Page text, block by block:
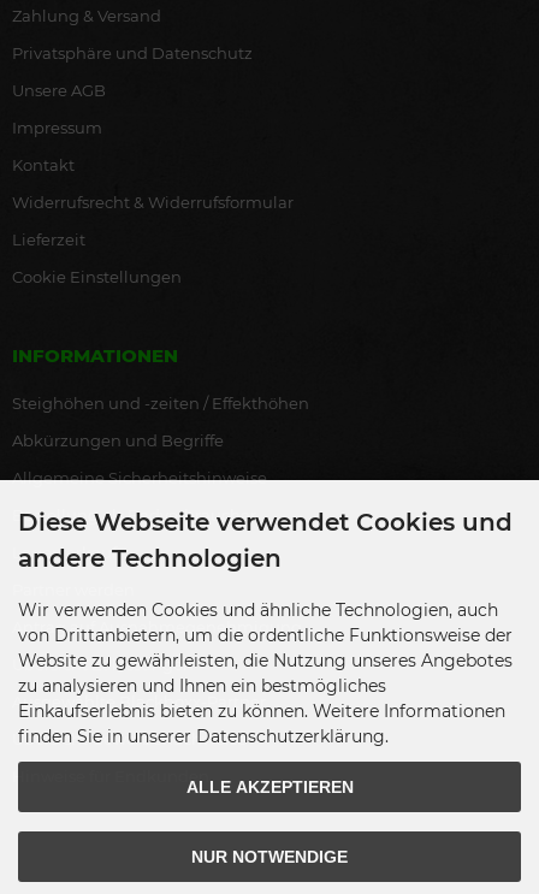
Zahlung & Versand
Privatsphäre und Datenschutz
Unsere AGB
Impressum
Kontakt
Widerrufsrecht & Widerrufsformular
Lieferzeit
Cookie Einstellungen
INFORMATIONEN
Steighöhen und -zeiten / Effekthöhen
Abkürzungen und Begriffe
Allgemeine Sicherheitshinweise
Bestellung als Endverbraucher
Lagerverkauf
Antrag auf Ausnahmegenehmigung
Übersicht Zulassungen
Ausgewählte Blackboxx-Partner
Übersicht Gewerbenachweise
Diese Webseite verwendet Cookies und
andere Technologien
Wir verwenden Cookies und ähnliche Technologien, auch
von Drittanbietern, um die ordentliche Funktionsweise der
Website zu gewährleisten, die Nutzung unseres Angebotes
zu analysieren und Ihnen ein bestmögliches
Einkaufserlebnis bieten zu können. Weitere Informationen
finden Sie in unserer Datenschutzerklärung.
ALLE AKZEPTIEREN
NUR NOTWENDIGE